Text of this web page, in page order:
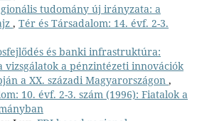
tudomány új irányzata: a
, Tér és Társadalom: 14. évf. 2-3.
és banki infrastruktúra:
vizsgálatok a pénzintézeti innovációk
a XX. századi Magyarországon ,
10. évf. 2-3. szám (1996): Fiatalok a